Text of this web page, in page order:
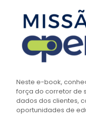
Neste e-book,
força do corretor de
dados dos clientes,
oportunidades de